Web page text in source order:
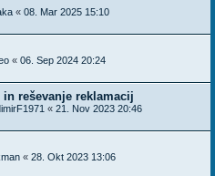
« 08. Mar 2025 15:10
« 06. Sep 2024 20:24
reševanje reklamacij
« 21. Nov 2023 20:46
« 28. Okt 2023 13:06